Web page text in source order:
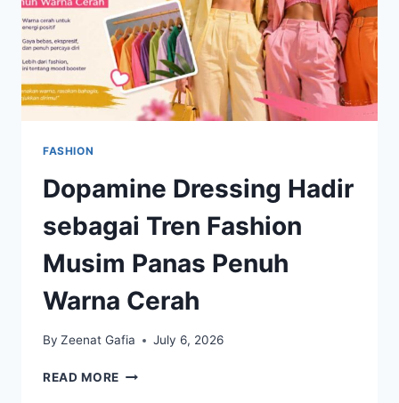
FASHION
Dopamine Dressing Hadir
sebagai Tren Fashion
Musim Panas Penuh
Warna Cerah
By Zeenat Gafia July 6, 2026
READ MORE DOPAMINE